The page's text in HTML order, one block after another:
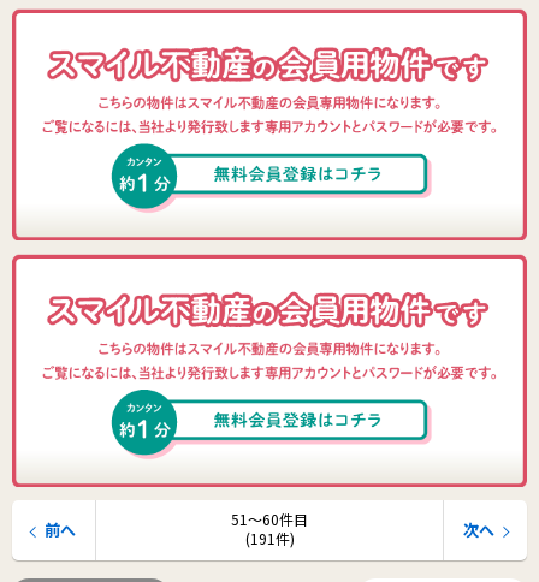
51〜60件目
(191件)
前へ 次へ